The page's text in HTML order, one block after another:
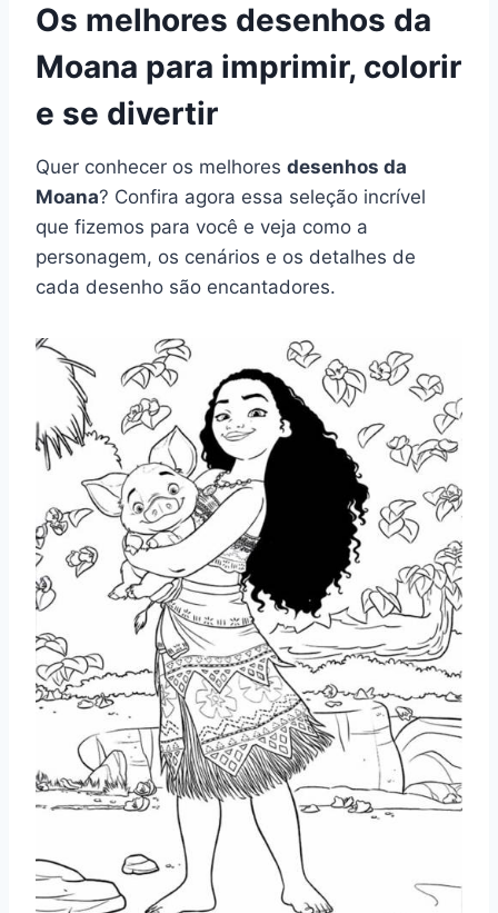
Os melhores desenhos da
Moana para imprimir, colorir
e se divertir
Quer conhecer os melhores desenhos da
Moana? Confira agora essa seleção incrível
que fizemos para você e veja como a
personagem, os cenários e os detalhes de
cada desenho são encantadores.